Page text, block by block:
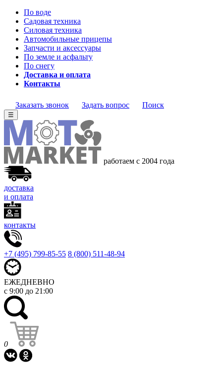
По воде
Садовая техника
Силовая техника
Автомобильные прицепы
Запчасти и аксессуары
По земле и асфальту
По снегу
Доставка и оплата
Контакты
Заказать звонок Задать вопрос Поиск
☰
работаем с 2004 года
доставка
и оплата
контакты
+7 (495) 799-85-55 8 (800) 511-48-94
ЕЖЕДНЕВНО
с 9:00 до 21:00
0